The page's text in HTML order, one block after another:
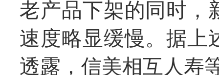
老产品下架的同时，
速度略显缓慢。据上
透露，信美相互人寿